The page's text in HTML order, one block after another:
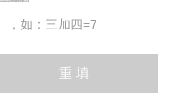
，如：三加四=7